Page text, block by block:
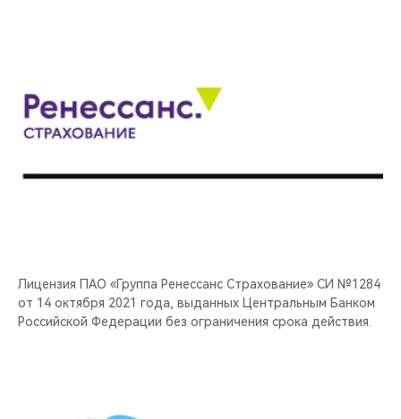
Лицензия ПАО «Группа Ренессанс Страхование» СИ №1284
от 14 октября 2021 года, выданных Центральным Банком
Российской Федерации без ограничения срока действия.